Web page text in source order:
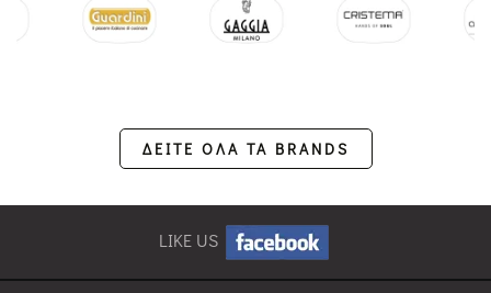
ΔΕΙΤΕ ΟΛΑ ΤΑ BRANDS
LIKE US